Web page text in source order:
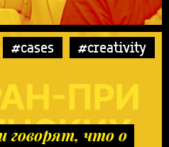
#cases #creativity
говорят, что о